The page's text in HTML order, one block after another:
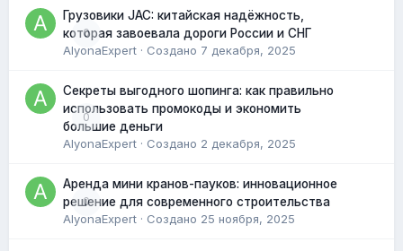
0
Грузовики JAC: китайская надёжность,
которая завоевала дороги России и СНГ
AlyonaExpert · Создано 7 декабря, 2025
0
Секреты выгодного шопинга: как правильно
использовать промокоды и экономить
большие деньги
AlyonaExpert · Создано 2 декабря, 2025
0
Аренда мини кранов-пауков: инновационное
решение для современного строительства
AlyonaExpert · Создано 25 ноября, 2025